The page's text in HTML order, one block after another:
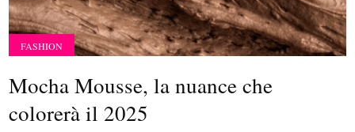
FASHION
Mocha Mousse, la nuance che
colorerà il 2025